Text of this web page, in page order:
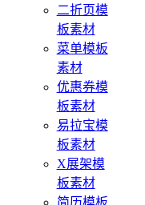
二折页模
板素材
菜单模板
素材
优惠券模
板素材
易拉宝模
板素材
X展架模
板素材
简历模板